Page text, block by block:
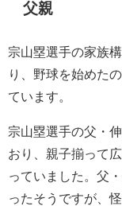
父親
宗山塁選手の家族
り、野球を始めた
ています。
宗山塁選手の父・
おり、親子揃って
っていました。父
ったそうですが、